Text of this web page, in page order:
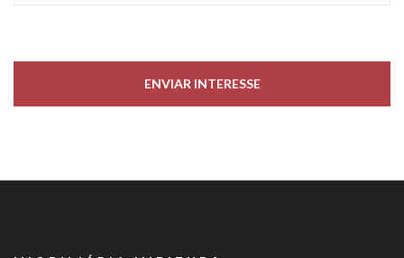
ENVIAR INTERESSE